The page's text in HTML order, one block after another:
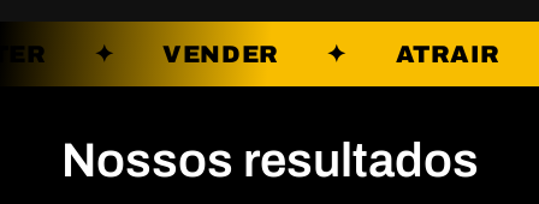
✦ VENDER ✦
Nossos resultados